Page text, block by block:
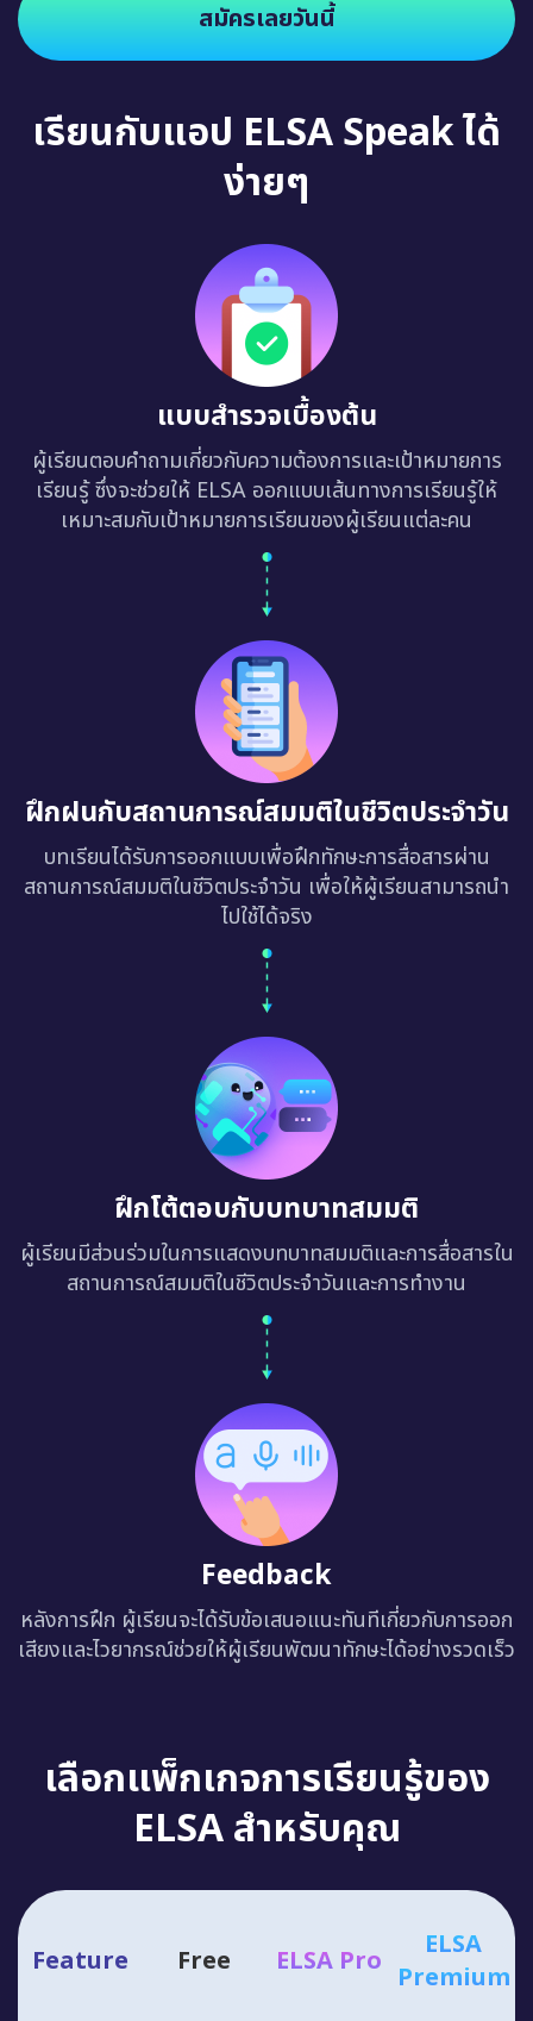
สมัครเลยวันนี้
เรียนกับแอป ELSA Speak ได้
ง่ายๆ
แบบสำรวจเบื้องต้น
ผู้เรียนตอบคำถามเกี่ยวกับความต้องการและเป้าหมายการ
เรียนรู้ ซึ่งจะช่วยให้ ELSA ออกแบบเส้นทางการเรียนรู้ให้
เหมาะสมกับเป้าหมายการเรียนของผู้เรียนแต่ละคน
ฝึกฝนกับสถานการณ์สมมติในชีวิตประจำวัน
บทเรียนได้รับการออกแบบเพื่อฝึกทักษะการสื่อสารผ่าน
สถานการณ์สมมติในชีวิตประจำวัน เพื่อให้ผู้เรียนสามารถนำ
ไปใช้ได้จริง
ฝึกโต้ตอบกับบทบาทสมมติ
ผู้เรียนมีส่วนร่วมในการแสดงบทบาทสมมติและการสื่อสารใน
สถานการณ์สมมติในชีวิตประจำวันและการทำงาน
Feedback
หลังการฝึก ผู้เรียนจะได้รับข้อเสนอแนะทันทีเกี่ยวกับการออก
เสียงและไวยากรณ์ช่วยให้ผู้เรียนพัฒนาทักษะได้อย่างรวดเร็ว
เลือกแพ็กเกจการเรียนรู้ของ
ELSA สำหรับคุณ
Feature Free ELSA Pro
ELSA
Premium